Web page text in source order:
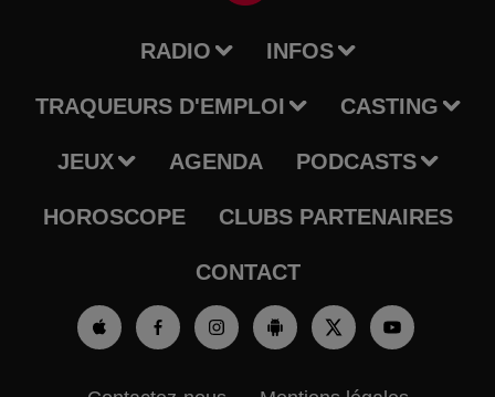
RADIO INFOS
TRAQUEURS D'EMPLOI CASTING
JEUX AGENDA PODCASTS
HOROSCOPE CLUBS PARTENAIRES
CONTACT